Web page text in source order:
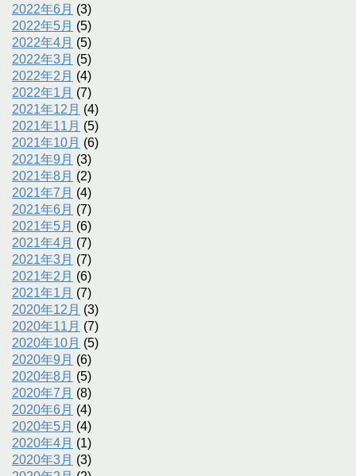
2022年6月 (3)
2022年5月 (5)
2022年4月 (5)
2022年3月 (5)
2022年2月 (4)
2022年1月 (7)
2021年12月 (4)
2021年11月 (5)
2021年10月 (6)
2021年9月 (3)
2021年8月 (2)
2021年7月 (4)
2021年6月 (7)
2021年5月 (6)
2021年4月 (7)
2021年3月 (7)
2021年2月 (6)
2021年1月 (7)
2020年12月 (3)
2020年11月 (7)
2020年10月 (5)
2020年9月 (6)
2020年8月 (5)
2020年7月 (8)
2020年6月 (4)
2020年5月 (4)
2020年4月 (1)
2020年3月 (3)